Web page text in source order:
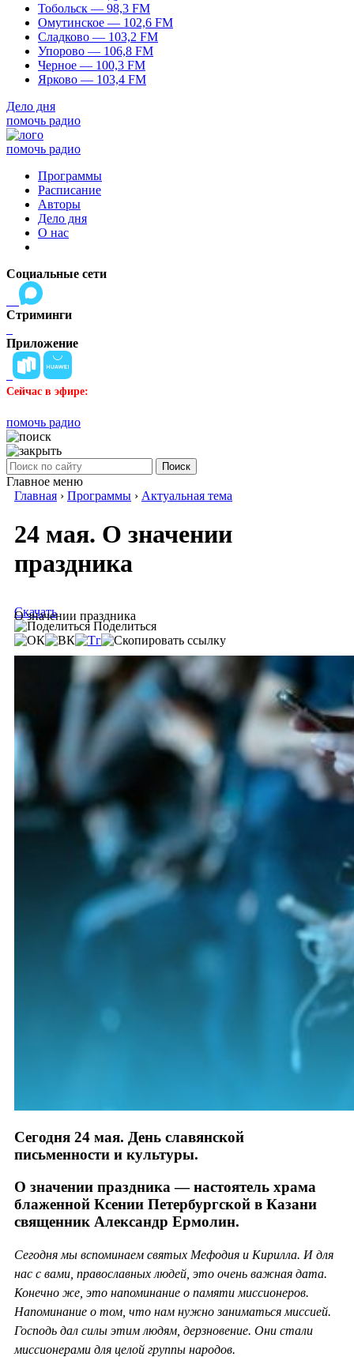
Тобольск — 98,3 FM
Омутинское — 102,6 FM
Сладково — 103,2 FM
Упорово — 106,8 FM
Черное — 100,3 FM
Ярково — 103,4 FM
Дело дня
помочь радио
помочь радио
Программы
Расписание
Авторы
Дело дня
О нас
Социальные сети
Стриминги
Приложение
Сейчас в эфире:
помочь радио
Поиск
Главное меню
Главная › Программы › Актуальная тема
24 мая. О значении
праздника
О значении праздника
Скачать
Поделиться
Сегодня 24 мая. День славянской
письменности и культуры.
О значении праздника — настоятель храма
блаженной Ксении Петербургской в Казани
священник Александр Ермолин.
Сегодня мы вспоминаем святых Мефодия и Кирилла. И для
нас с вами, православных людей, это очень важная дата.
Конечно же, это напоминание о памяти миссионеров.
Напоминание о том, что нам нужно заниматься миссией.
Господь дал силы этим людям, дерзновение. Они стали
миссионерами для целой группы народов.